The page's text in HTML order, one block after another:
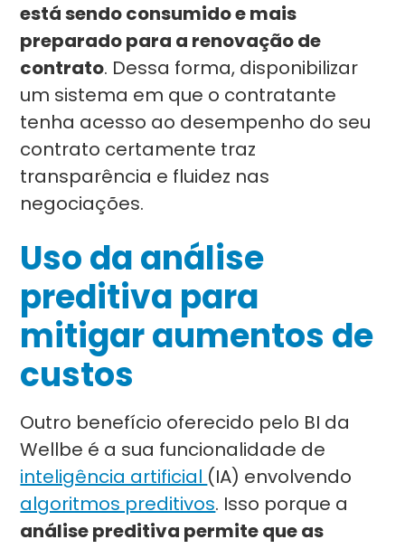
está sendo consumido e mais
preparado para a renovação de
contrato. Dessa forma, disponibilizar
um sistema em que o contratante
tenha acesso ao desempenho do seu
contrato certamente traz
transparência e fluidez nas
negociações.
Uso da análise
preditiva para
mitigar aumentos de
custos
Outro benefício oferecido pelo BI da
Wellbe é a sua funcionalidade de
inteligência artificial (IA) envolvendo
algoritmos preditivos. Isso porque a
análise preditiva permite que as